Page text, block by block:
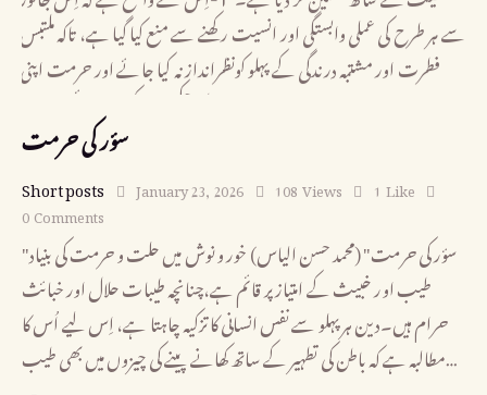
سؤر کی حرمت
Short posts January 23, 2026 108Views 1 Like
0Comments
"سؤر کی حرمت" (محمد حسن الیاس) خور و نوش میں حلت و حرمت کی بنیاد
طیب اور خبیث کے امتیاز پر قائم ہے،چنانچہ طیبات حلال اور خبائث
حرام ہیں۔دین ہر پہلو سے نفس انسانی کا تزکیہ چاہتا ہے، اِس لیے اُس کا
مطالبہ ہے کہ باطن کی تطہیر کے ساتھ کھانے پینے کی چیزوں میں بھی طیب…